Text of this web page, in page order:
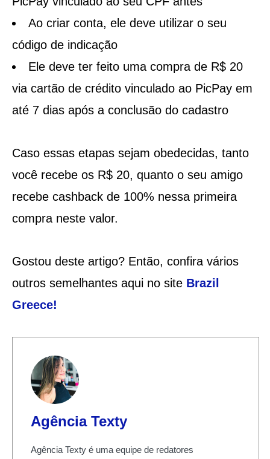
Ao criar conta, ele deve utilizar o seu
código de indicação
Ele deve ter feito uma compra de R$ 20
via cartão de crédito vinculado ao PicPay em
até 7 dias após a conclusão do cadastro
Caso essas etapas sejam obedecidas, tanto
você recebe os R$ 20, quanto o seu amigo
recebe cashback de 100% nessa primeira
compra neste valor.
Gostou deste artigo? Então, confira vários
outros semelhantes aqui no site Brazil
Greece!
Agência Texty
Agência Texty é uma equipe de redatores